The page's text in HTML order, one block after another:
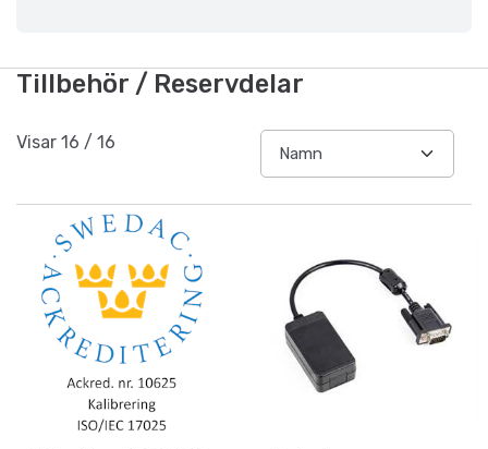
Tillbehör / Reservdelar
Visar 16 / 16